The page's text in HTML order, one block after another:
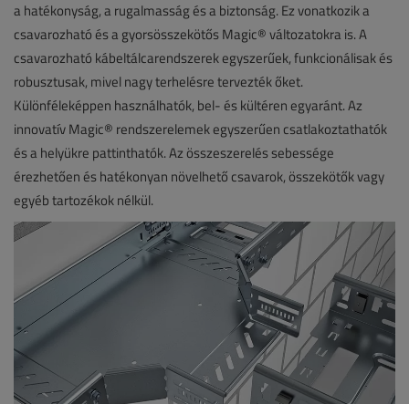
a hatékonyság, a rugalmasság és a biztonság. Ez vonatkozik a
csavarozható és a gyorsösszekötős Magic® változatokra is. A
csavarozható kábeltálcarendszerek egyszerűek, funkcionálisak és
robusztusak, mivel nagy terhelésre tervezték őket.
Különféleképpen használhatók, bel- és kültéren egyaránt. Az
innovatív Magic® rendszerelemek egyszerűen csatlakoztathatók
és a helyükre pattinthatók. Az összeszerelés sebessége
érezhetően és hatékonyan növelhető csavarok, összekötők vagy
egyéb tartozékok nélkül.